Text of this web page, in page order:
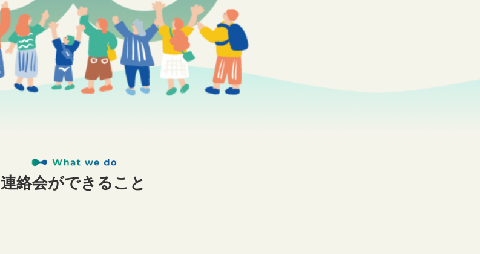
連絡会ができること